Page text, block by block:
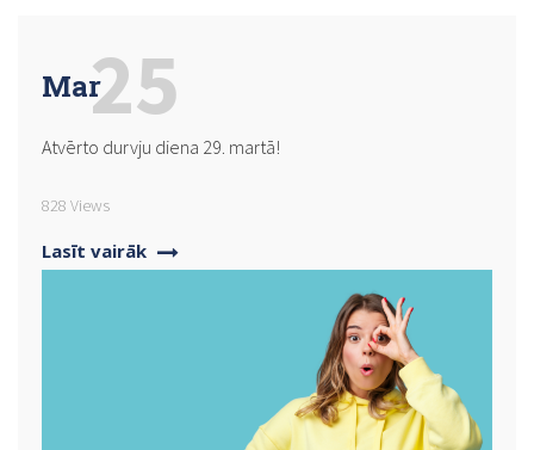
Mar
Atvērto durvju diena 29. martā!
828 Views
Lasīt vairāk
25